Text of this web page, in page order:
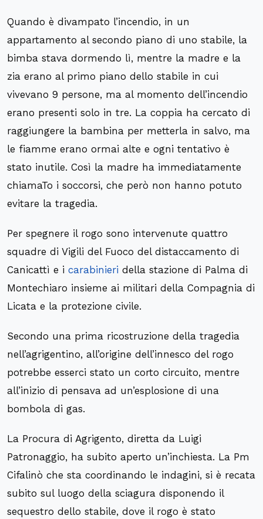
Quando è divampato l’incendio, in un
appartamento al secondo piano di uno stabile, la
bimba stava dormendo lì, mentre la madre e la
zia erano al primo piano dello stabile in cui
vivevano 9 persone, ma al momento dell’incendio
erano presenti solo in tre. La coppia ha cercato di
raggiungere la bambina per metterla in salvo, ma
le fiamme erano ormai alte e ogni tentativo è
stato inutile. Così la madre ha immediatamente
chiamaTo i soccorsi, che però non hanno potuto
evitare la tragedia.
Per spegnere il rogo sono intervenute quattro
squadre di Vigili del Fuoco del distaccamento di
Canicattì e i carabinieri della stazione di Palma di
Montechiaro insieme ai militari della Compagnia di
Licata e la protezione civile.
Secondo una prima ricostruzione della tragedia
nell’agrigentino, all’origine dell’innesco del rogo
potrebbe esserci stato un corto circuito, mentre
all’inizio di pensava ad un’esplosione di una
bombola di gas.
La Procura di Agrigento, diretta da Luigi
Patronaggio, ha subito aperto un’inchiesta. La Pm
Cifalinò che sta coordinando le indagini, si è recata
subito sul luogo della sciagura disponendo il
sequestro dello stabile, dove il rogo è stato